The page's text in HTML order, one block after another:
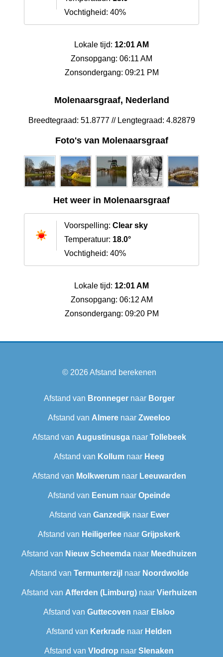
Vochtigheid: 40%
Lokale tijd: 12:01 AM
Zonsopgang: 06:11 AM
Zonsondergang: 09:21 PM
Molenaarsgraaf, Nederland
Breedtegraad: 51.8777 // Lengtegraad: 4.82879
Foto's van Molenaarsgraaf
Het weer in Molenaarsgraaf
Voorspelling: Clear sky
Temperatuur: 18.0°
Vochtigheid: 40%
Lokale tijd: 12:01 AM
Zonsopgang: 06:12 AM
Zonsondergang: 09:20 PM
© 2026Afstand berekenen
Afstand van Bronnegernaar Borger
Afstand van Almere naar Zweeloo
Afstand van Augustinusganaar Tollebeek
Afstand van Kollum naar Heeg
Afstand van Molkwerumnaar Leeuwarden
Afstand van Eenum naar Opeinde
Afstand van Ganzedijknaar Ewer
Afstand van Heiligerlee naar Grijpskerk
Afstand van Nieuw Scheemda naar Meedhuizen
Afstand van Termunterzijl naar Noordwolde
Afstand van Afferden (Limburg)naar Vierhuizen
Afstand van Guttecoven naar Elsloo
Afstand van Kerkrade naar Helden
Afstand van Vlodrop naar Slenaken